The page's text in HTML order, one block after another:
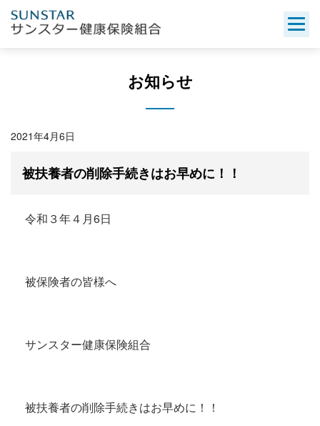
Skip
お知らせ
2021年4月6日
被扶養者の削除手続きはお早めに！！
令和３年４月6日
被保険者の皆様へ
サンスター健康保険組合
被扶養者の削除手続きはお早めに！！